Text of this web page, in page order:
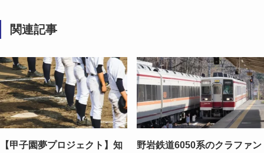
関連記事
【甲子園夢プロジェクト】知
野岩鉄道6050系のクラファン